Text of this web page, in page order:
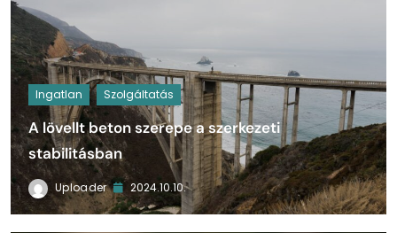
Ingatlan Szolgáltatás
A lövellt beton szerepe a szerkezeti
stabilitásban
Uploader 2024.10.10.